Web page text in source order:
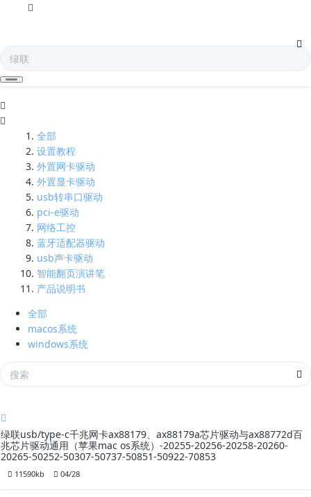
娱乐全球
全部
设置教程
外置网卡驱动
外置显卡驱动
usb转串口驱动
pci-e驱动
网络工控
蓝牙适配器驱动
usb声卡驱动
智能翻页演讲笔
产品说明书
全部
macos系统
windows系统
绿联usb/type-c千兆网卡ax88179、ax88179a芯片驱动与ax88772d百
兆芯片驱动通用（苹果mac os系统）-20255-20256-20258-20260-
20265-50252-50307-50737-50851-50922-70853
11590kb 04/28